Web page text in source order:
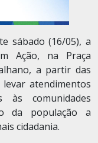
sábado (16/05), a
Ação, na Praça
a partir das
atendimentos
às comunidades
da população a
cidadania.